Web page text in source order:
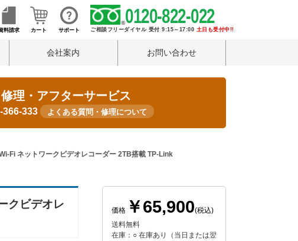
料請求 カート サポート
0120-822-022
ご相談フリーダイヤル 受付 9:15～17:00 土日も受付中!!
会社案内 お問い合わせ
修理・アフターサービス
366-333 よくある質問・修理について
Fi ネットワークビデオレコーダー 2TB搭載 TP-Link
クビデオレ
価格 ￥65,900(税込)
送料無料
在庫：○ 在庫あり（当日または翌